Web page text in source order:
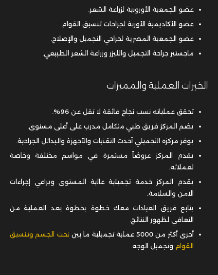
عضو الجمعية الأوروبية لزراعة الشعر.
عضو الأكاديمية الأوربة لجراحات تنسيق القوام.
عضو الجمعية المصرية لجراحي التجميل والإصلاح.
ماجستير جراحة التجميل والليزر وزراعة الشعر الطبيعي.
الخبرات العملية والمميزات
تحقق عملياته نسب نجاح فائقة لا تقل عن 96%.
يضم المركز فريق طبي متكامل مدرب على أعلى مستوى.
يوفر مركزه التجميلي أحدث التقنيات والأجهزة والبدائل الجراحية.
يقدم المركز عروضاً مستمرة في مواسم مختلفة وخاصة
لعملائه.
يقدم المركز خدمة تجميلية عالية المستوى ويراعي إجراءات
الامن والسلامة.
يتابع فريق العيادات معك خطوة بخطوة بعد العملية من
التعافي لظهور النتائج.
أجرى أكثر من 5000 عملية تجميلية ما بين
نحت الجسم وتنسيق
القوام وتجميل الوجه.